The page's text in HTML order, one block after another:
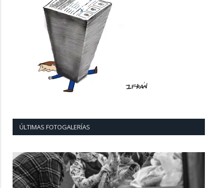
ÚLTIMAS FOTOGALERÍAS